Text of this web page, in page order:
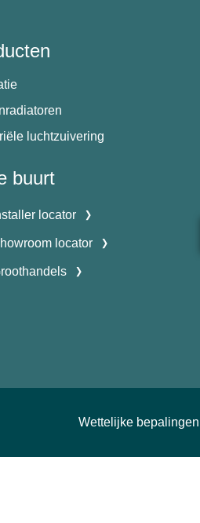
luchtzuivering
buurt
locator
locator
Wettelijke bepalingen